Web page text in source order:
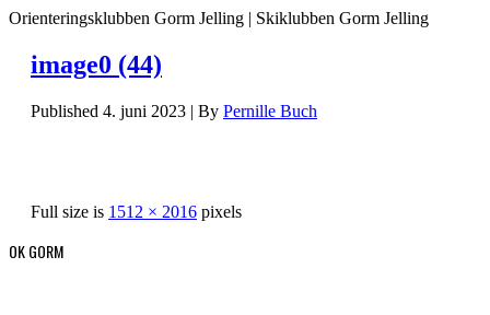
Orienteringsklubben Gorm Jelling | Skiklubben Gorm Jelling
image0 (44)
Published 4. juni 2023 | By Pernille Buch
Full size is 1512 × 2016 pixels
OK GORM